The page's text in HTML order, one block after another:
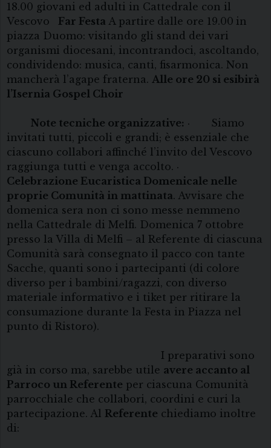
18.00 giovani ed adulti in Cattedrale con il
Vescovo
Far Festa A partire dalle ore 19.00 in
piazza Duomo: visitando gli stand dei vari
organismi diocesani, incontrandoci, ascoltando,
condividendo: musica, canti, fisarmonica. Non
mancherà l’agape fraterna. Alle ore 20 si esibirà
l’Isernia Gospel Choir
Note tecniche organizzative: · Siamo
invitati tutti, piccoli e grandi; è essenziale che
ciascuno collabori affinché l’invito del Vescovo
raggiunga tutti e venga accolto. ·
Celebrazione Eucaristica Domenicale nelle
proprie Comunità in mattinata. Avvisare che
domenica sera non ci sono messe nemmeno
nella Cattedrale di Melfi. Domenica 7 ottobre
presso la Villa di Melfi – al Referente di ciascuna
Comunità sarà consegnato il pacco con tante
Sacche, quanti sono i partecipanti (di colore
diverso per i bambini/ragazzi, con diverso
materiale informativo e i tiket per ritirare la
consumazione durante la Festa in Piazza nel
punto di Ristoro).
I preparativi sono
già in corso ma, sarebbe utile avere accanto al
Parroco un Referente per ciascuna Comunità
parrocchiale che collabori, coordini e curi la
partecipazione. Al Referente chiediamo inoltre
di: